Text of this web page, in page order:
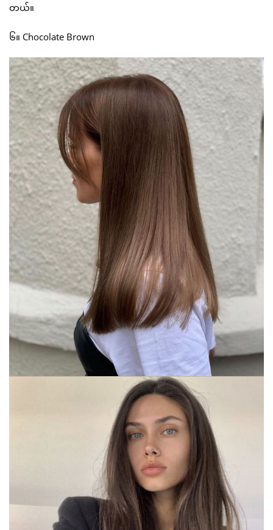
တယ်။
၆။ Chocolate Brown